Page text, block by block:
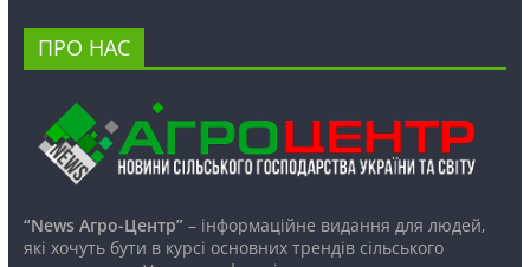
ПРО НАС
“News Агро-Центр”– інформаційне видання для людей,
які хочуть бути в курсі основних трендів сільського